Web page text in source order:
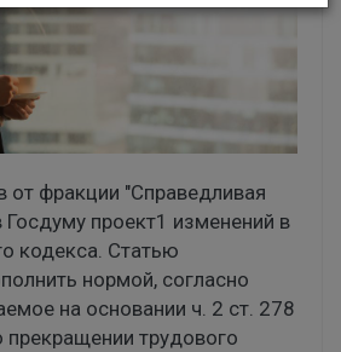
от фракции "Справедливая
Госдуму проект1 изменений в
кодекса. Статью
нормой, согласно
на основании ч. 2 ст. 278
трудового